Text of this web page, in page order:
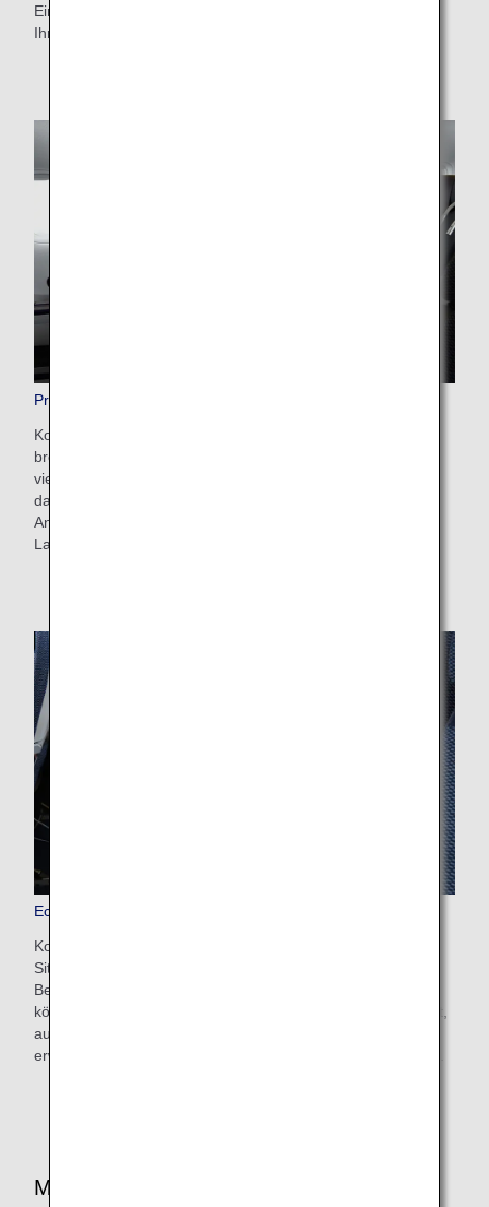
Ein Ort zum Wohlfühlen, an dem Sie Ihre Reise ganz nach
Ihren Wünschen gestalten können.
Premium Economy-Sitzplätze
Komfort und Entspannung auf höchstem Niveau. Unsere
breiten Sitze bieten großzügigen Platz und verfügen über
viel Beinfreiheit sowie eine Reihe praktischer Funktionen,
darunter ein universeller Stromanschluss und ein USB-
Anschluss. Sie wurden entwickelt, um Komfort auf
Langstreckenflügen zu gewährleisten.
Economy Class-Sitzplätze
Komfort und Reisefreude für all unsere Kunden. Unsere
Sitze verfügen über ein schlankes Design und mehr
Beinfreiheit, damit Sie eine bequeme Reise genießen
können. Sie sind außerdem mit einem Monitor ausgestattet,
auf dem Sie die verschiedensten Entertainment-Inhalte
erwarten. Nehmen Sie sich einen Moment zum Wohlfühlen.
Mahlzeiten/Getränke